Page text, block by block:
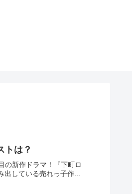
トは？
の新作ドラマ！『下町ロ
している売れっ子作...